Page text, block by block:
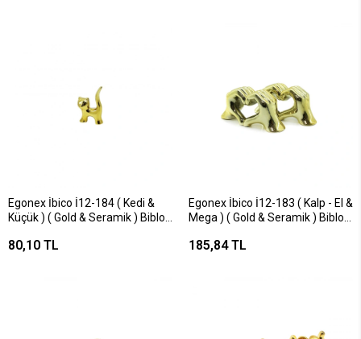
Egonex İbico İ12-184 ( Kedi &
Küçük ) ( Gold & Seramik ) Biblo
80,10 TL
Egonex İbico İ12-183 ( Kalp - El &
Mega ) ( Gold & Seramik ) Biblo
185,84 TL